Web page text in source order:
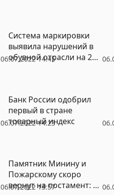
06.07.2022 14:45
Система маркировки
выявила нарушений в
обувной отрасли на 25
06.07.2022 14:23
Банк России одобрил
первый в стране
товарный индекс
06.07.2022 13:57
Памятник Минину и
Пожарскому скоро
вернут на постамент: во